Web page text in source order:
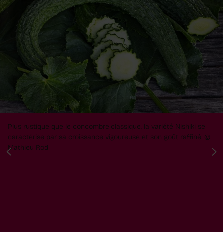
Plus rustique que le concombre classique, la variété Nishiki se
caractérise par sa croissance vigoureuse et son goût raffiné. ©
Mathieu Rod